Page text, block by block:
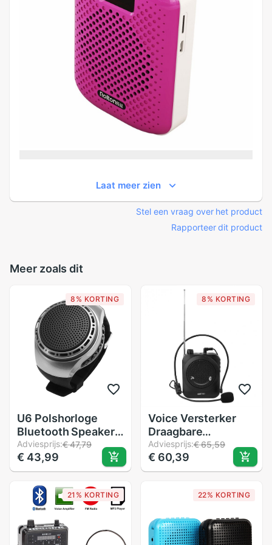
Laat meer zien
Stel een vraag over het product
Rapporteer dit product
Meer zoals dit
8% KORTING
U6 Polshorloge
Bluetooth Speaker
Kaart met Radio FM
Draagbare Outdoor
Sport Running LED
Kleurrijke 32GB
Geheugenkaart
Adviesprijs:€ 47,79
€ 43,99
8% KORTING
Voice Versterker
Draagbare
Professionele
Leraar Microfoon
Megafoon met FM
Muziekspeler
Coaches Gidsen
Adviesprijs:€ 65,59
€ 60,39
21% KORTING 22% KORTING